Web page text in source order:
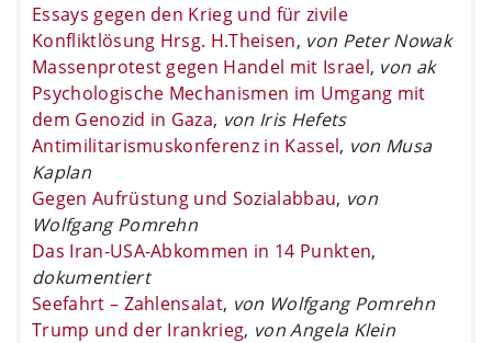
Essays gegen den Krieg und für zivile
Konfliktlösung Hrsg. H.Theisen, von Peter Nowak
Massenprotest gegen Handel mit Israel, von ak
Psychologische Mechanismen im Umgang mit
dem Genozid in Gaza, von Iris Hefets
Antimilitarismuskonferenz in Kassel, von Musa
Kaplan
Gegen Aufrüstung und Sozialabbau, von
Wolfgang Pomrehn
Das Iran-USA-Abkommen in 14 Punkten,
dokumentiert
Seefahrt – Zahlensalat, von Wolfgang Pomrehn
Trump und der Irankrieg, von Angela Klein